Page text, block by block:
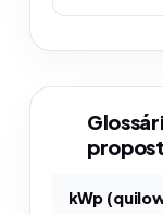
kWp